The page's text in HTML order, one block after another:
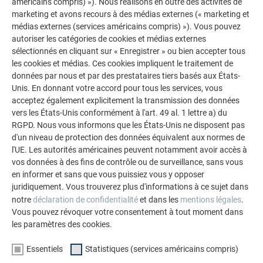
en raison de la longévité du matériau. En outre, le montage
et le façonnage précis des sidings n’ont pas demandé à
l’entreprise plus de temps que de coutume. « La faible
épaisseur du matériau (1,0 mm), la légèreté des éléments en
aluminium et leur souplesse — avantage appréciable pour le
façonnage — facilitent considérablement les travaux de
montage et permettent de travailler vite et avec une grande
efficacité », souligne l’entreprise Stadler.
PASSIONNANTE RENCONTRE DE MATÉRIAUX
L’aluminium PREFA est le matériau favori de Peter Blineder,
en particulier pour des raisons esthétiques. « Il permet de
réaliser des structures longitudinales qui allongent les
façades. Quant aux rainures (avec ou sans joint) qui
la façade. »Il va de soi que les architectes et maîtres
américains compris) »). Nous réalisons en outre des activités de
marketing et avons recours à des médias externes (« marketing et
médias externes (services américains compris) »). Vous pouvez
autoriser les catégories de cookies et médias externes
sélectionnés en cliquant sur « Enregistrer » ou bien accepter tous
les cookies et médias. Ces cookies impliquent le traitement de
données par nous et par des prestataires tiers basés aux États-
Unis. En donnant votre accord pour tous les services, vous
acceptez également explicitement la transmission des données
vers les États-Unis conformément à l'art. 49 al. 1 lettre a) du
RGPD. Nous vous informons que les États-Unis ne disposent pas
d'un niveau de protection des données équivalent aux normes de
l'UE. Les autorités américaines peuvent notamment avoir accès à
vos données à des fins de contrôle ou de surveillance, sans vous
en informer et sans que vous puissiez vous y opposer
juridiquement. Vous trouverez plus d'informations à ce sujet dans
notredéclaration de confidentialitéet dans les mentions légales.
Vous pouvez révoquer votre consentement à tout moment dans
les paramètres des cookies.
Essentiels Statistiques (services américains compris)